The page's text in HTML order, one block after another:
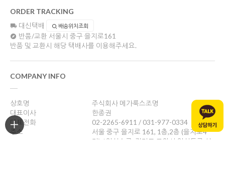
ORDER TRACKING
대신택배 배송위치조회
반품/교환 서울시 중구 을지로161
반품 및 교환시 해당 택배사를 이용해주세요.
COMPANY INFO
상호명
주식회사 메가룩스조명
대표이사
한종권
대표전화
02-2265-6911 / 031-977-0334
주소
서울 중구 을지로 161, 1층,2층 (을지로4
가) / 일산쇼룸: 경기도 고양시 일산동구 성